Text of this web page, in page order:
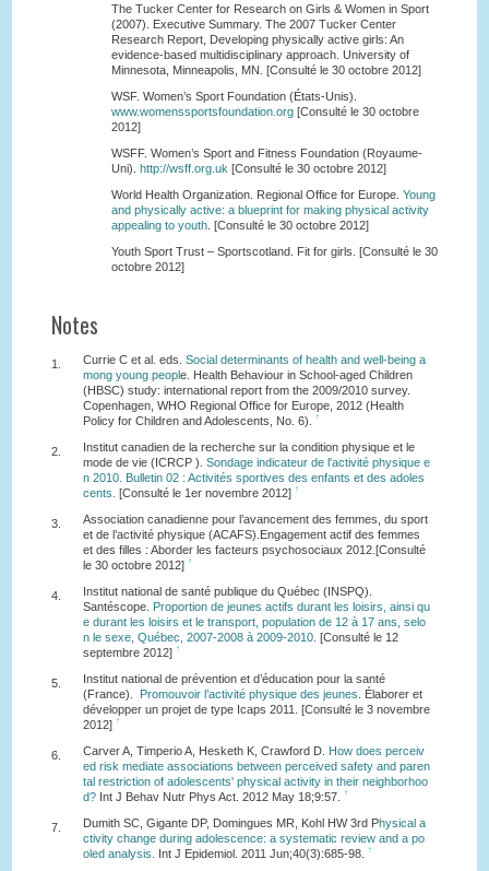
The Tucker Center for Research on Girls & Women in Sport
(2007). Executive Summary. The 2007 Tucker Center
Research Report, Developing physically active girls: An
evidence-based multidisciplinary approach. University of
Minnesota, Minneapolis, MN. [Consulté le 30 octobre 2012]
WSF. Women’s Sport Foundation (États-Unis).
www.womenssportsfoundation.org[Consulté le 30 octobre
2012]
WSFF. Women’s Sport and Fitness Foundation (Royaume-
Uni). http://wsff.org.uk [Consulté le 30 octobre 2012]
World Health Organization. Regional Office for Europe. Young
and physically active: a blueprint for making physical activity
appealing to youth. [Consulté le 30 octobre 2012]
Youth Sport Trust – Sportscotland. Fit for girls. [Consulté le 30
octobre 2012]
Notes
1. Currie C et al. eds. Social determinants of health and well-being a
mong young people. Health Behaviour in School-aged Children
(HBSC) study: international report from the 2009/2010 survey.
Copenhagen, WHO Regional Office for Europe, 2012 (Health
Policy for Children and Adolescents, No. 6).
↑
2.
Institut canadien de la recherche sur la condition physique et le
mode de vie (ICRCP ). Sondage indicateur de l'activité physique e
n 2010. Bulletin 02 : Activités sportives des enfants et des adoles
cents. [Consulté le 1er novembre 2012] ↑
3.
Association canadienne pour l’avancement des femmes, du sport
et de l’activité physique (ACAFS).Engagement actif des femmes
et des filles : Aborder les facteurs psychosociaux 2012.[Consulté
le 30 octobre 2012] ↑
4.
Institut national de santé publique du Québec (INSPQ).
Santéscope. Proportion de jeunes actifs durant les loisirs, ainsi qu
e durant les loisirs et le transport, population de 12 à 17 ans, selo
n le sexe, Québec, 2007-2008 à 2009-2010. [Consulté le 12
septembre 2012] ↑
5.
Institut national de prévention et d’éducation pour la santé
(France).
Promouvoir l’activité physique des jeunes . Élaborer et
développer un projet de type Icaps 2011. [Consulté le 3 novembre
2012] ↑
6. Carver A, Timperio A, Hesketh K, Crawford D. How does perceiv
ed risk mediate associations between perceived safety and paren
tal restriction of adolescents' physical activity in their neighborhoo
d? Int J Behav Nutr Phys Act. 2012 May 18;9:57. ↑
7. Dumith SC, Gigante DP, Domingues MR, Kohl HW 3rd Physical a
ctivity change during adolescence: a systematic review and a po
oled analysis.
Int J Epidemiol. 2011 Jun;40(3):685-98. ↑